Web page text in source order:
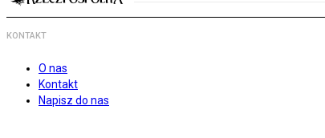
KONTAKT
O nas
Kontakt
Napisz do nas